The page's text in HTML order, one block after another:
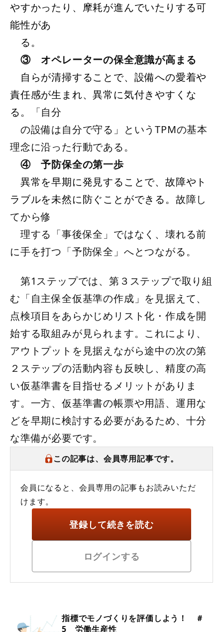
やすかったり、摩耗が進んでいたりする可
能性があ
る。
③
オペレーターの保全意識が高まる
自らが清掃することで、設備への愛着や
責任感が生まれ、異常に気付きやすくな
る。
「自分
の設備は自分で守る」というTPMの基本
理念に沿った行動である。
④ 予防保全の第一歩
異常を早期に発見することで、故障やト
ラブルを未然に防ぐことができる。 故障し
てから修
理する「事後保全」ではなく、壊れる前
に手を打つ「予防保全」へとつながる。
第1ステップでは、第３ステップで取り組
む「自主保全仮基準の作成」を見据えて、
点検項目をあらかじめリスト化・作成を開
始する取組みが見られます。これにより、
アウトプットを見据えながら途中の次の第
２ステップの活動内容も反映し、精度の高
い仮基準書を目指せるメリットがありま
す。一方、仮基準書の帳票や用語、運用な
どを早期に検討する必要があるため、十分
な準備が必要です。
この記事は、会員専用記事です。
会員になると、会員専用の記事もお読みいただ
けます。
登録して続きを読む
ログインする
指標でモノづくりを評価しよう！ ＃
5 労働生産性